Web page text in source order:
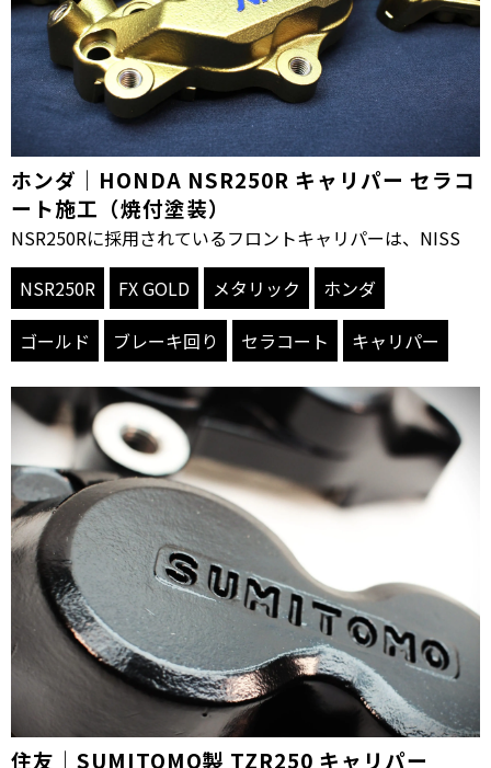
ホンダ｜HONDA NSR250R キャリパー セラコ
ート施工（焼付塗装）
NSR250Rに採用されているフロントキャリパーは、NISS
NSR250R
FX GOLD メタリック
ホンダ
ゴールド
ブレーキ回り セラコート キャリパー
住友｜SUMITOMO製 TZR250 キャリパー